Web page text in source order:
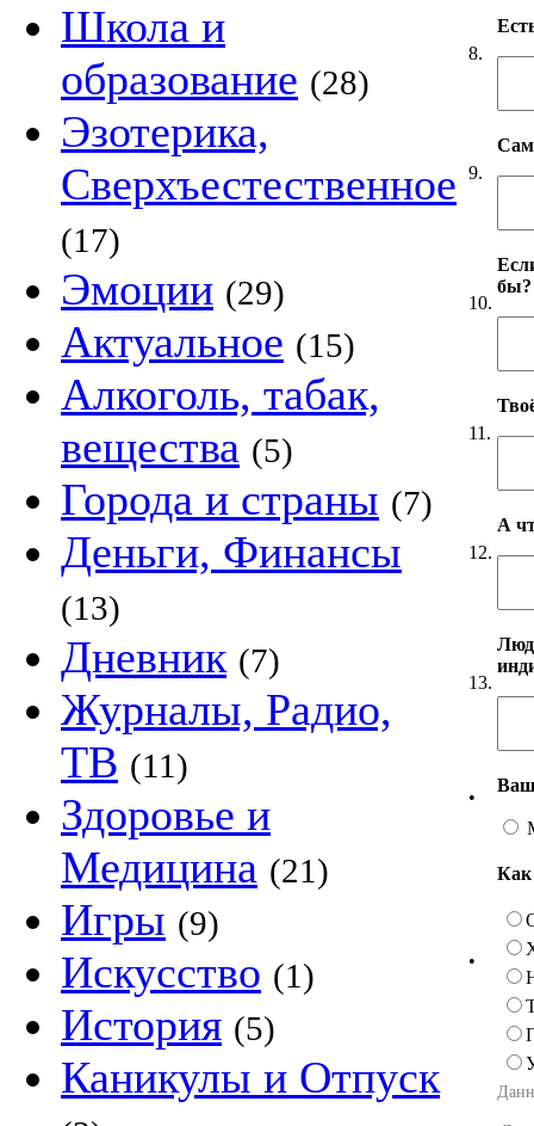
Школа и
образование (28)
Эзотерика,
Сверхъестественное
(17)
Эмоции (29)
Актуальное (15)
Алкоголь, табак,
вещества (5)
Города и страны (7)
Деньги, Финансы
(13)
Дневник (7)
Журналы, Радио,
ТВ (11)
Здоровье и
Медицина (21)
Игры (9)
Искусство (1)
История (5)
Каникулы и Отпуск
8.
9.
10.
бы?
11.
12.
А
13.
•
•
Как